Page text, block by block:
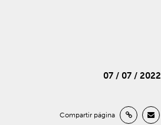
07 / 07 / 2022
Compartir página